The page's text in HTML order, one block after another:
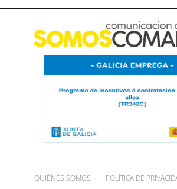
QUIÉNES SOMOS POLÍTICA DE